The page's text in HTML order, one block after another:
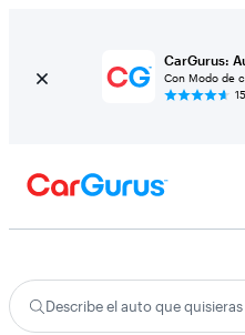
CarGurus:
Con Modo de
Describe el auto que quisieras